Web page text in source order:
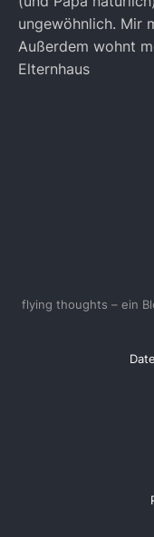
ungewöhnlich. Mir
Außerdem wohnt
Elternhaus
flying thoughts – ein